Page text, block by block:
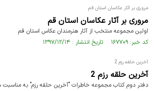
مروری بر آثار عکاسان استان قم
مروری بر آثار عکاسان استان قم
اولین مجموعه منتخب از آثار هنرمندان عکاس استان قم
کد خبر: ۱۶۷۷۰۹ تاریخ انتشار : ۱۳۹۷/۱۲/۱۴
آخرین حلقه رزم 2
آخرین حلقه رزم 2
دفتر دوم کتاب مجموعه خاطرات "آخرین حلقه رزم" به